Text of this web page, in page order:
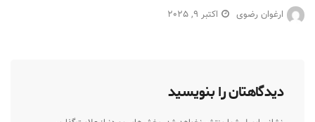
ارغوان رضوی اکتبر 9, 2025
دیدگاهتان را بنویسید